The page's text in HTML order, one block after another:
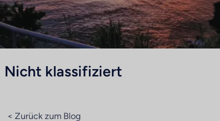
Nicht klassifiziert
< Zurück zum Blog